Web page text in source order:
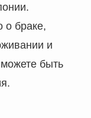
о браке,
и
быть